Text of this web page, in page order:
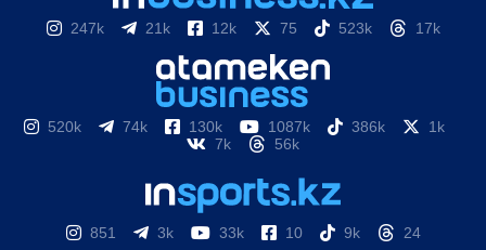
247k 21k 12k 75 523k 17k
520k 74k 130k 1087k 386k
1k
7k
56k
851 3k 33k 10 9k 24